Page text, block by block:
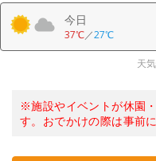
今日
37℃／27℃
天
※施設やイベントが休園
す。おでかけの際は事前